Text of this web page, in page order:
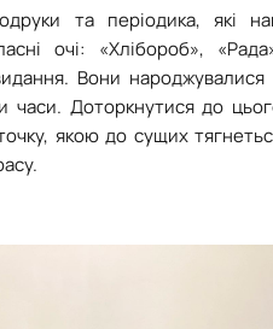
та періодика, які
очі: «Хлібороб»,
Вони народжувалися
часи. Доторкнутися до
якою до сущих